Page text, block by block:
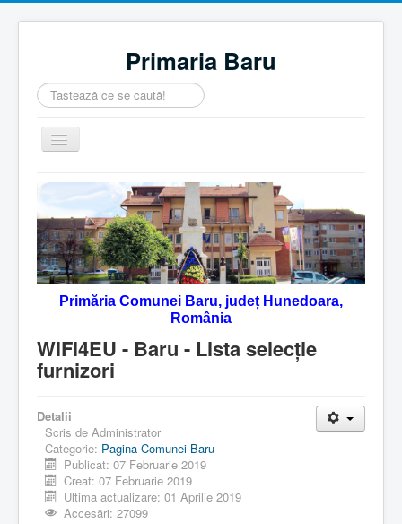
Primaria Baru
Căutare
...
Comută
navigarea
Home
Despre noi
Noutăţi
Contact
Servicii Online
Primăria Comunei Baru, județ Hunedoara,
România
WiFi4EU - Baru - Lista selecţie
furnizori
Detalii
Scris de Administrator
Categorie: Pagina Comunei Baru
Publicat: 07 Februarie 2019
Creat: 07 Februarie 2019
Ultima actualizare: 01 Aprilie 2019
Accesări: 27099